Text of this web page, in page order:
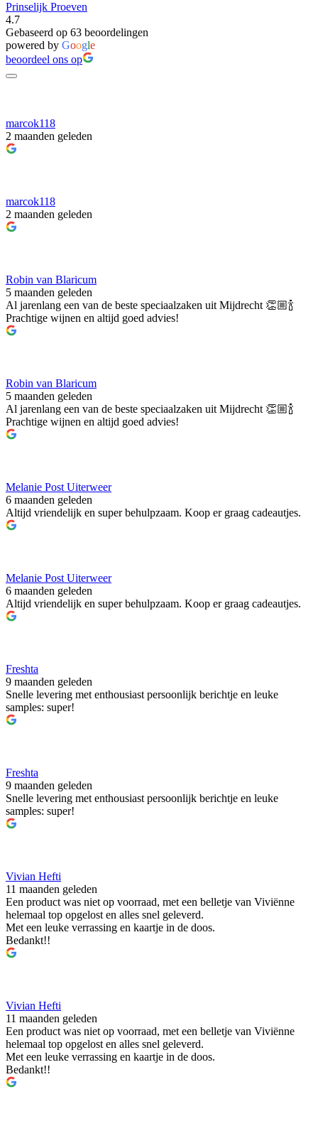
Prinselijk Proeven
4.7
Gebaseerd op 63 beoordelingen
powered by Google
beoordeel ons op
marcok118
2 maanden geleden
marcok118
2 maanden geleden
Robin van Blaricum
5 maanden geleden
Al jarenlang een van de beste speciaalzaken uit Mijdrecht 👏🏼🍾
Prachtige wijnen en altijd goed advies!
Robin van Blaricum
5 maanden geleden
Al jarenlang een van de beste speciaalzaken uit Mijdrecht 👏🏼🍾
Prachtige wijnen en altijd goed advies!
Melanie Post Uiterweer
6 maanden geleden
Altijd vriendelijk en super behulpzaam. Koop er graag cadeautjes.
Melanie Post Uiterweer
6 maanden geleden
Altijd vriendelijk en super behulpzaam. Koop er graag cadeautjes.
Freshta
9 maanden geleden
Snelle levering met enthousiast persoonlijk berichtje en leuke
samples: super!
Freshta
9 maanden geleden
Snelle levering met enthousiast persoonlijk berichtje en leuke
samples: super!
Vivian Hefti
11 maanden geleden
Een product was niet op voorraad, met een belletje van Viviënne
helemaal top opgelost en alles snel geleverd.
Met een leuke verrassing en kaartje in de doos.
Bedankt!!
Vivian Hefti
11 maanden geleden
Een product was niet op voorraad, met een belletje van Viviënne
helemaal top opgelost en alles snel geleverd.
Met een leuke verrassing en kaartje in de doos.
Bedankt!!